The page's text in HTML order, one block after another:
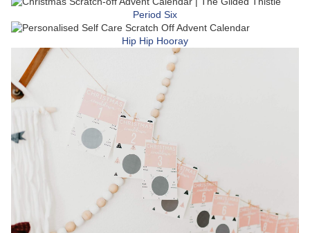
Period Six
Hip Hip Hooray